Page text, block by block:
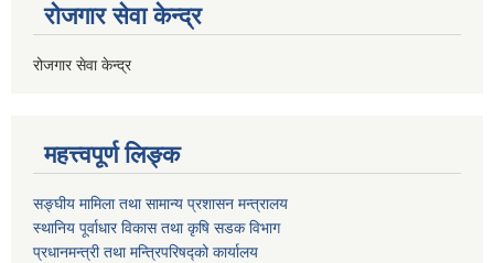
रोजगार सेवा केन्द्र
रोजगार सेवा केन्द्र
महत्त्वपूर्ण लिङ्क
सङ्घीय मामिला तथा सामान्य प्रशासन मन्त्रालय
स्थानिय पूर्वाधार विकास तथा कृषि सडक विभाग
प्रधानमन्त्री तथा मन्त्रिपरिषद्को कार्यालय